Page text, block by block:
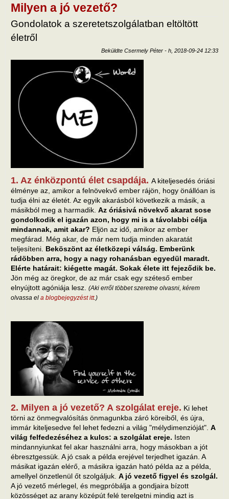
Milyen a jó vezető?
Gondolatok a szeretetszolgálatban eltöltött
életről
Beküldte Csermely Péter - h, 2018-09-24 12:33
1. Az énközpontú élet csapdája. A kiteljesedés óriási
élménye az, amikor a felnövekvő ember rájön, hogy önállóan is
tudja élni az életét. Az egyik akarásból következik a másik, a
másikból meg a harmadik. Az óriásivá növekvő akarat sose
gondolkodik el igazán azon, hogy mi is a távolabbi célja
mindannak, amit akar? Eljön az idő, amikor az ember
megfárad. Még akar, de már nem tudja minden akaratát
teljesíteni. Beköszönt az életközepi válság. Emberünk
rádöbben arra, hogy a nagy rohanásban egyedül maradt.
Elérte határait: kiégette magát. Sokak élete itt fejeződik be.
Jön még az öregkor, de az már csak egy széteső ember
elnyújtott agóniája lesz. (Aki erről többet szeretne olvasni, kérem
olvassa el a blogbejegyzést itt.)
2. Milyen a jó vezető? A szolgálat ereje. Ki lehet
törni az önmegvalósítás önmagunkba záró köreiből, és újra,
immár kiteljesedve fel lehet fedezni a világ "mélydimenzióját". A
világ felfedezéséhez a kulcs: a szolgálat ereje. Isten
mindannyiunkat fel akar használni arra, hogy másokban a jót
ébresztgessük. A jó csak a példa erejével terjedhet igazán. A
másikat igazán elérő, a másikra igazán ható példa az a példa,
amellyel önzetlenül őt szolgáljuk. A jó vezető figyel és szolgál.
A jó vezető mérlegel, és megpróbálja a gondjaira bízott
közösséget az arany középút felé terelgetni mindig azt is